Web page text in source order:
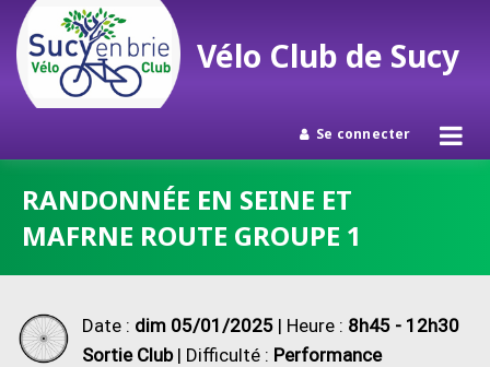
contenu
Vélo Club de Sucy
Se connecter
RANDONNÉE EN SEINE ET
MAFRNE ROUTE GROUPE 1
Date : dim 05/01/2025 | Heure : 8h45 - 12h30
Sortie Club| Difficulté : Performance